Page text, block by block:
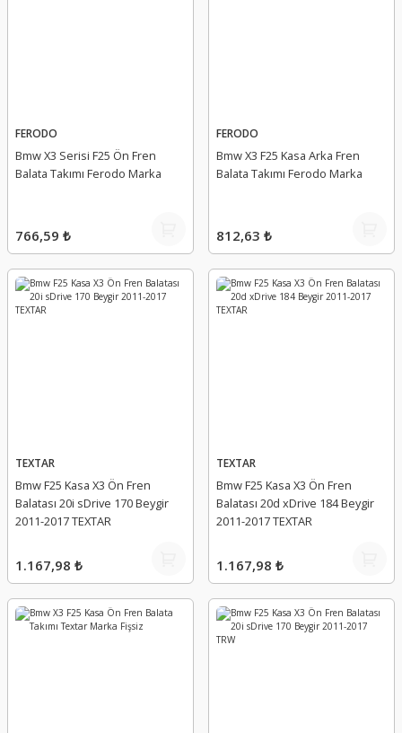
FERODO
Bmw X3 Serisi F25 Ön Fren
Balata Takımı Ferodo Marka
766,59 ₺
FERODO
Bmw X3 F25 Kasa Arka Fren
Balata Takımı Ferodo Marka
812,63 ₺
TEXTAR
Bmw F25 Kasa X3 Ön Fren
Balatası 20i sDrive 170 Beygir
2011-2017 TEXTAR
1.167,98 ₺
TEXTAR
Bmw F25 Kasa X3 Ön Fren
Balatası 20d xDrive 184 Beygir
2011-2017 TEXTAR
1.167,98 ₺